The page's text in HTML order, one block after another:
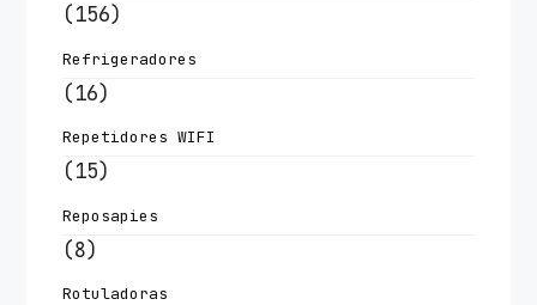
(156)
Refrigeradores
(16)
Repetidores WIFI
(15)
Reposapies
(8)
Rotuladoras